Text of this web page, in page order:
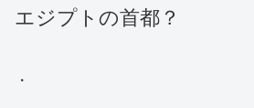
エジプトの首都？
・